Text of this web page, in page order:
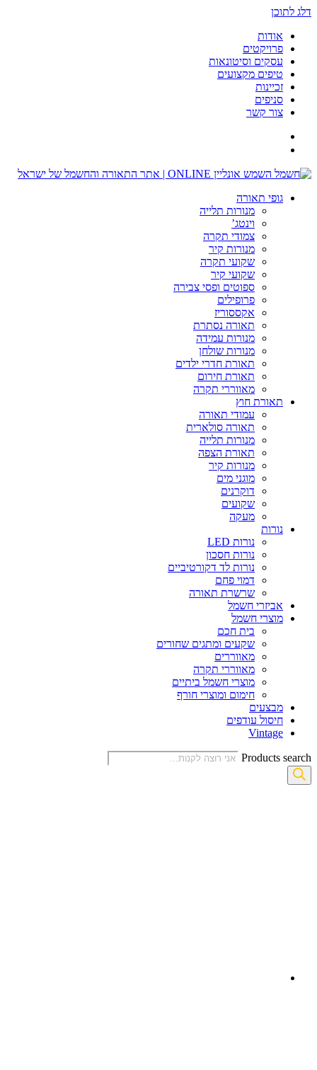
דלג לתוכן
אודות
פרויקטים
עסקים וסיטונאות
טיפים מקצועים
זכיינות
סניפים
צור קשר
גופי תאורה
מנורות תלייה
וינטג’
צמודי תקרה
מנורות קיר
שקועי תקרה
שקועי קיר
ספוטים ופסי צבירה
פרופילים
אקססוריז
תאורה נסתרת
מנורות עמידה
מנורות שולחן
תאורת חדרי ילדים
תאורת חירום
מאווררי תקרה
תאורת חוץ
עמודי תאורה
תאורה סולארית
מנורות תלייה
תאורת הצפה
מנורות קיר
מוגני מים
דוקרנים
שקועים
מעקה
נורות
נורות LED
נורות חסכון
נורות לד דקורטיביים
דמוי פחם
שרשרת תאורה
אביזרי חשמל
מוצרי חשמל
בית חכם
שקעים ומתגים שחורים
מאווררים
מאווררי תקרה
מוצרי חשמל ביתיים
חימום ומוצרי חורף
מבצעים
חיסול עודפים
Vintage
Products search